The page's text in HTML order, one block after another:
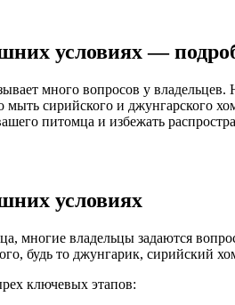
условиях —
много вопросов у
мыть сирийского и джунгарского
питомца и избежать
условиях
многие владельцы задаются
будь то джунгарик, сирийский
ключевых этапов: